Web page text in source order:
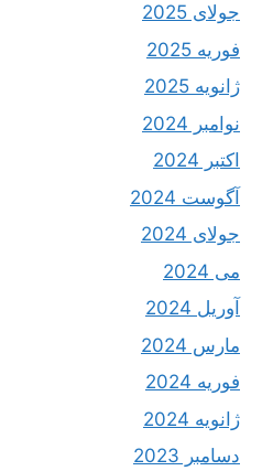
جولای 2025
فوریه 2025
ژانویه 2025
نوامبر 2024
اکتبر 2024
آگوست 2024
جولای 2024
می 2024
آوریل 2024
مارس 2024
فوریه 2024
ژانویه 2024
دسامبر 2023